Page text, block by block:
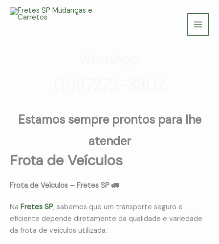
para
Estamos sempre prontos para lhe
atender
Frota de Veículos
Frota de Veículos – Fretes SP 🚛
Na Fretes SP, sabemos que um transporte seguro e
eficiente depende diretamente da qualidade e variedade
da frota de veículos utilizada.